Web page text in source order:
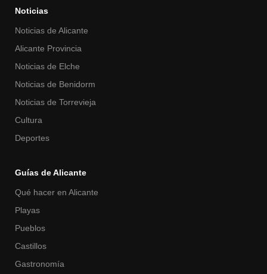
Noticias
Noticias de Alicante
Alicante Provincia
Noticias de Elche
Noticias de Benidorm
Noticias de Torrevieja
Cultura
Deportes
Guías de Alicante
Qué hacer en Alicante
Playas
Pueblos
Castillos
Gastronomía